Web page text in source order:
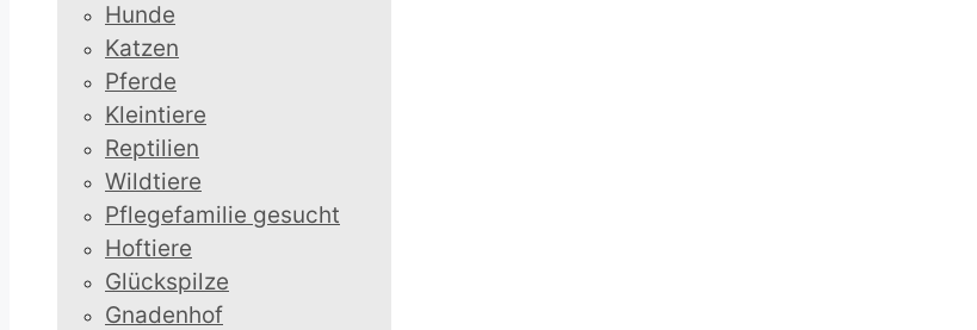
Hunde
Katzen
Pferde
Kleintiere
Reptilien
Wildtiere
Pflegefamilie gesucht
Hoftiere
Glückspilze
Gnadenhof